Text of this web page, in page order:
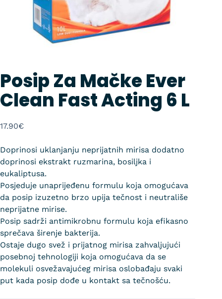
Posip Za Mačke Ever
Clean Fast Acting 6 L
17.90€
Doprinosi uklanjanju neprijatnih mirisa dodatno
doprinosi ekstrakt ruzmarina, bosiljka i
eukaliptusa.
Posjeduje unaprijeđenu formulu koja omogućava
da posip izuzetno brzo upija tečnost i neutrališe
neprijatne mirise.
Posip sadrži antimikrobnu formulu koja efikasno
sprečava širenje bakterija.
Ostaje dugo svež i prijatnog mirisa zahvaljujući
posebnoj tehnologiji koja omogućava da se
molekuli osvežavajućeg mirisa oslobađaju svaki
put kada posip dođe u kontakt sa tečnošću.